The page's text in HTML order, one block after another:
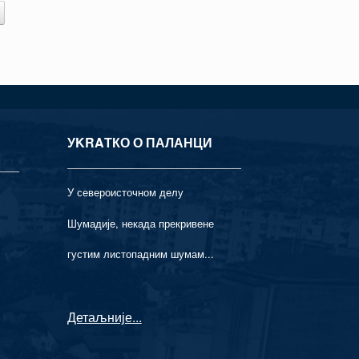
УKRAТКО О ПАЛАНЦИ
У североисточном делу
Шумадије, некада прекривене
густим листопадним шумам...
Детаљније...